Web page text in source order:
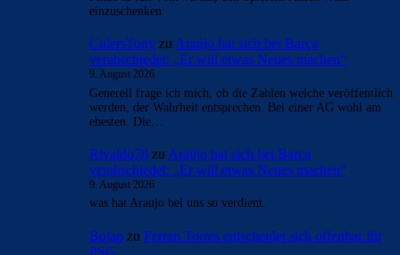
- Anzeige -
AKTUELLE USER-KOMMENTARE